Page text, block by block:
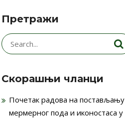
Претражи
Search
for:
Скорашњи чланци
Почетак радова на постављању
мермерног пода и иконостаса у